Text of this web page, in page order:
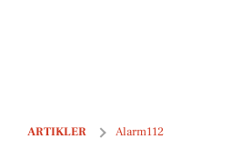
ARTIKLER Alarm112
Indbrudsbølge rammer Hornslet